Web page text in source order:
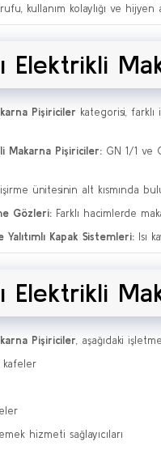
kullanım kolaylığı ve
Elektrikli
Pişiriciler kategorisi,
Makarna Pişiriciler: GN 1/1 ve
ünitesinin alt kısmında
Gözleri: Farklı hacimlerde
Kapak Sistemleri: Isı
Elektrikli
Pişiriciler , aşağıdaki
kafeler
hizmeti sağlayıcıları